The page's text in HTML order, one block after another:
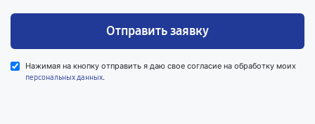
Отправить заявку
Нажимая на кнопку отправить я даю свое согласие на обработку моих
персональных данных.